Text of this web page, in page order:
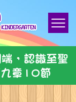
，認識至聖
九章10節